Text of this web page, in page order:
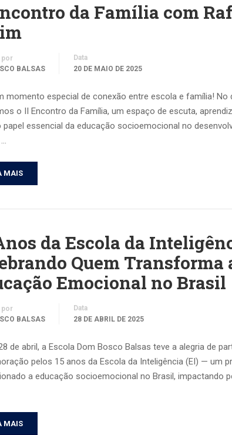
da Família com
por
BALSAS
Data
20 DE MAIO DE 2025
momento especial de conexão entre escola e família! No
o II Encontro da Família, um espaço de escuta,
papel essencial da educação socioemocional no
MAIS
da Escola da
Quem Transforma
Emocional no Brasil
por
BALSAS
Data
28 DE ABRIL DE 2025
de abril, a Escola Dom Bosco Balsas teve a alegria de
pelos 15 anos da Escola da Inteligência (EI) — um
a educação socioemocional no Brasil, impactando
MAIS